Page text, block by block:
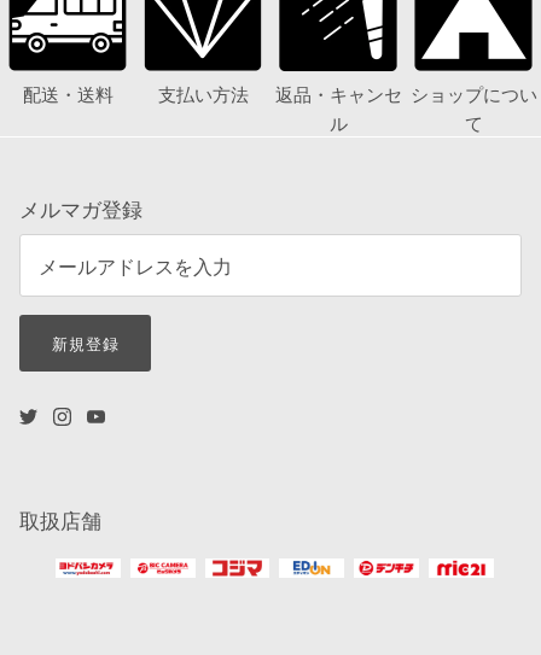
配送・送料 支払い方法
返品・キャンセ
ル
ショップについ
て
メルマガ登録
新規登録
取扱店舗